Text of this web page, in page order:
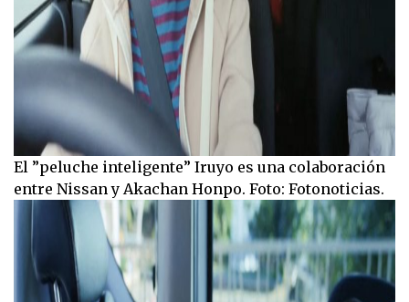
El ”peluche inteligente” Iruyo es una colaboración
entre Nissan y Akachan Honpo. Foto: Fotonoticias.